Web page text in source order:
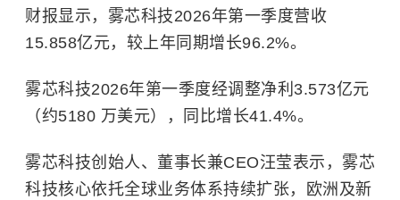
财报显示，雾芯科技2026年第一季度营收
15.858亿元，较上年同期增长96.2%。
雾芯科技2026年第一季度经调整净利3.573亿元
（约5180 万美元），同比增长41.4%。
雾芯科技创始人、董事长兼CEO汪莹表示，雾芯
科技核心依托全球业务体系持续扩张，欧洲及新